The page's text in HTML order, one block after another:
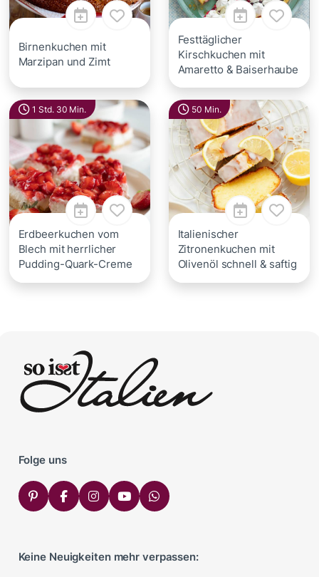
Birnenkuchen mit
Marzipan und Zimt
Festtäglicher
Kirschkuchen mit
Amaretto & Baiserhaube
1 Std. 30 Min.
Erdbeerkuchen vom
Blech mit herrlicher
Pudding-Quark-Creme
50 Min.
Italienischer
Zitronenkuchen mit
Olivenöl schnell & saftig
Folge uns
Keine Neuigkeiten mehr verpassen: